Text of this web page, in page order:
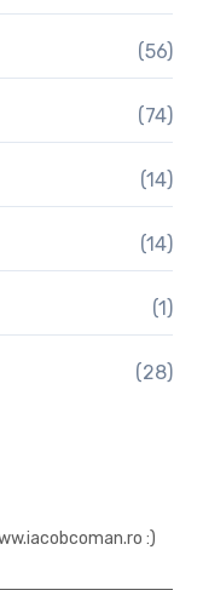
(56)
(74)
(14)
(14)
(1)
(28)
:)